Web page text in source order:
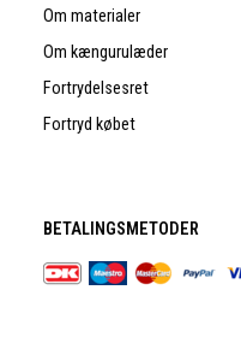
Om materialer
Om kængurulæder
Fortrydelsesret
Fortryd købet
BETALINGSMETODER